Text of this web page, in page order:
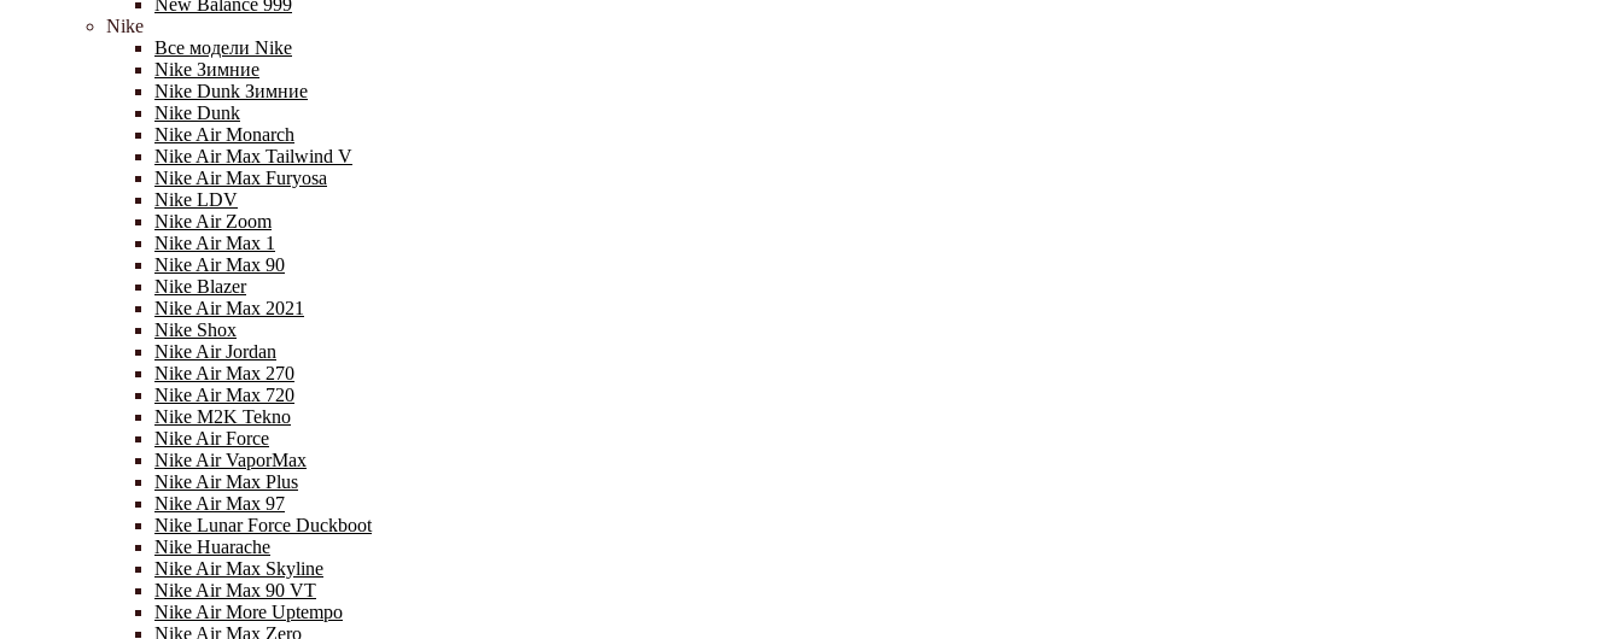
New Balance 999
Nike
Все модели Nike
Nike Зимние
Nike Dunk Зимние
Nike Dunk
Nike Air Monarch
Nike Air Max Tailwind V
Nike Air Max Furyosa
Nike LDV
Nike Air Zoom
Nike Air Max 1
Nike Air Max 90
Nike Blazer
Nike Air Max 2021
Nike Shox
Nike Air Jordan
Nike Air Max 270
Nike Air Max 720
Nike M2K Tekno
Nike Air Force
Nike Air VaporMax
Nike Air Max Plus
Nike Air Max 97
Nike Lunar Force Duckboot
Nike Huarache
Nike Air Max Skyline
Nike Air Max 90 VT
Nike Air More Uptempo
Nike Air Max Zero